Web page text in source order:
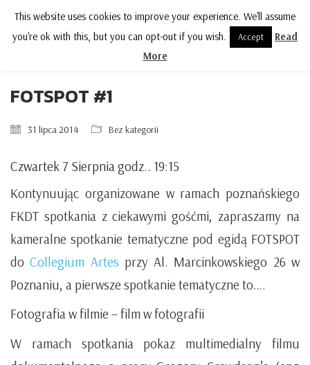
MENU
FOTSPOT #1
31 lipca 2014 Bez kategorii
Czwartek 7 Sierpnia godz.. 19:15
Kontynuując organizowane w ramach poznańskiego
FKDT spotkania z ciekawymi gośćmi, zapraszamy na
kameralne spotkanie tematyczne pod egidą FOTSPOT
doCollegium Artes przy Al. Marcinkowskiego 26 w
Poznaniu, a pierwsze spotkanie tematyczne to….
Fotografia w filmie – film w fotografii
W ramach spotkania pokaz multimedialny filmu
This website uses cookies to improve your experience. We'll assume
you're ok with this, but you can opt-out if you wish.
Accept
Read
More